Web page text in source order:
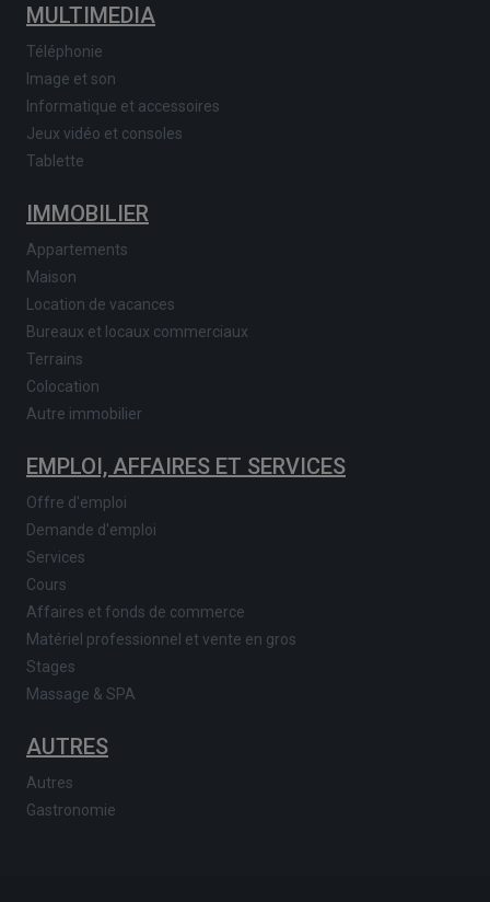
MULTIMEDIA
Téléphonie
Image et son
Informatique et accessoires
Jeux vidéo et consoles
Tablette
IMMOBILIER
Appartements
Maison
Location de vacances
Bureaux et locaux commerciaux
Terrains
Colocation
Autre immobilier
EMPLOI, AFFAIRES ET SERVICES
Offre d'emploi
Demande d'emploi
Services
Cours
Affaires et fonds de commerce
Matériel professionnel et vente en gros
Stages
Massage & SPA
AUTRES
Autres
Gastronomie